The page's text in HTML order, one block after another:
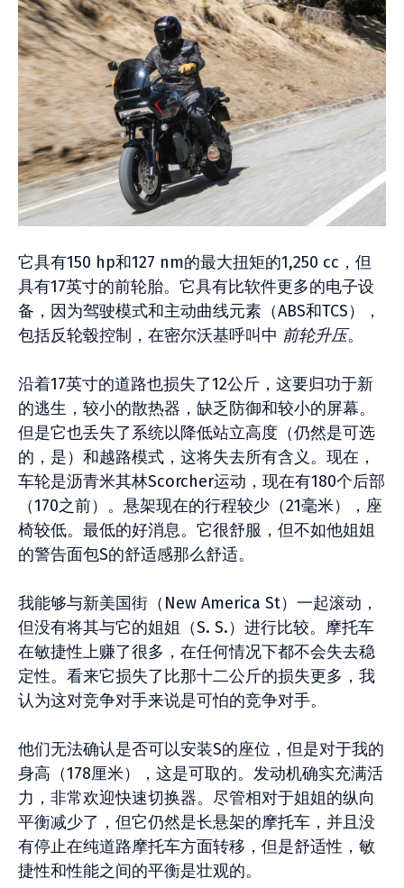
它具有150 hp和127 nm的最大扭矩的1,250 cc，但
具有17英寸的前轮胎。它具有比软件更多的电子设
备，因为驾驶模式和主动曲线元素（ABS和TCS），
包括反轮毂控制，在密尔沃基呼叫中 前轮升压。
沿着17英寸的道路也损失了12公斤，这要归功于新
的逃生，较小的散热器，缺乏防御和较小的屏幕。
但是它也丢失了系统以降低站立高度（仍然是可选
的，是）和越路模式，这将失去所有含义。现在，
车轮是沥青米其林Scorcher运动，现在有180个后部
（170之前）。悬架现在的行程较少（21毫米），座
椅较低。最低的好消息。它很舒服，但不如他姐姐
的警告面包S的舒适感那么舒适。
我能够与新美国街（New America St）一起滚动，
但没有将其与它的姐姐（S. S.）进行比较。摩托车
在敏捷性上赚了很多，在任何情况下都不会失去稳
定性。看来它损失了比那十二公斤的损失更多，我
认为这对竞争对手来说是可怕的竞争对手。
他们无法确认是否可以安装S的座位，但是对于我的
身高（178厘米），这是可取的。发动机确实充满活
力，非常欢迎快速切换器。尽管相对于姐姐的纵向
平衡减少了，但它仍然是长悬架的摩托车，并且没
有停止在纯道路摩托车方面转移，但是舒适性，敏
捷性和性能之间的平衡是壮观的。